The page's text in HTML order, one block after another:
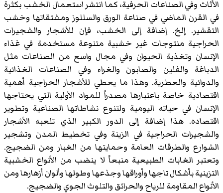
الأثاث وفي الصناعات الحرفية، كما انتشر استعمال الخشب بكثرة
في القرن الماضي في صناعة الورق والسللوز ومشتقاتها وخشب
التقشير. إلخ. إضافة إلى الخشب، فإن للأشجار والشجيرات
الحراجية منتوجات غير خشبية متنوعة مستخدمة في غذاء
الإنسان وتغذية الحيوان وفي مجال واسع من الصناعات مثل
الدباغة والفلين والصابون والغراء وفي الصناعات الغذائية
والدوائية والعطرية. وهذا ما يعطي للأشجار الحراجية أهمية
اقتصادية خاصة باعتبارها مصدراً للمواد الأولية التي يحتاجها
الإنسان في حياته اليومية ولتنوع نشاطاتها الصناعية وتطوير
اقتصاده. هذا إضافة إلى الدور الكبير الذي تلعبه الأشجار
والشجيرات الحراجية في الزينة وفي تخطيط المدن وتشجير
الشوارع والطرقات العامة وحمايتها من الغبار ومن الضجيج.
وتعتبر الغابات الطبيعية منبعاً لا ينضب من الأنواع الخشبية
التزينية بأشكال تاجها وأوراقها وجذعها وطولها وألوان أزهارها ومن
الأنواع المقاومة للرياح والحرائق والتلوث الجوي والضجيج.